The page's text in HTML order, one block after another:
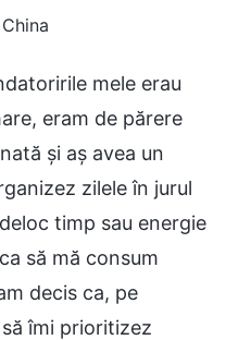
mele erau
eram de părere
și aș avea un
zilele în jurul
timp sau energie
să mă consum
decis ca, pe
îmi prioritizez